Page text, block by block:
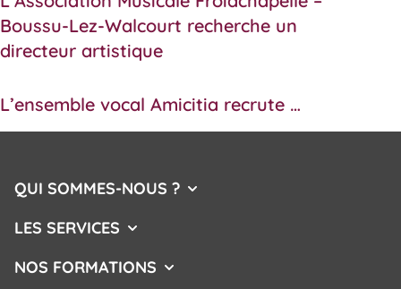
Boussu-Lez-Walcourt recherche un
directeur artistique
L’ensemble vocal Amicitia recrute …
QUI SOMMES-NOUS ? AFFICHER/MASQUER LE MENU
LES SERVICES AFFICHER/MASQUER LE MENU
NOS FORMATIONS AFFICHER/MASQUER LE MENU